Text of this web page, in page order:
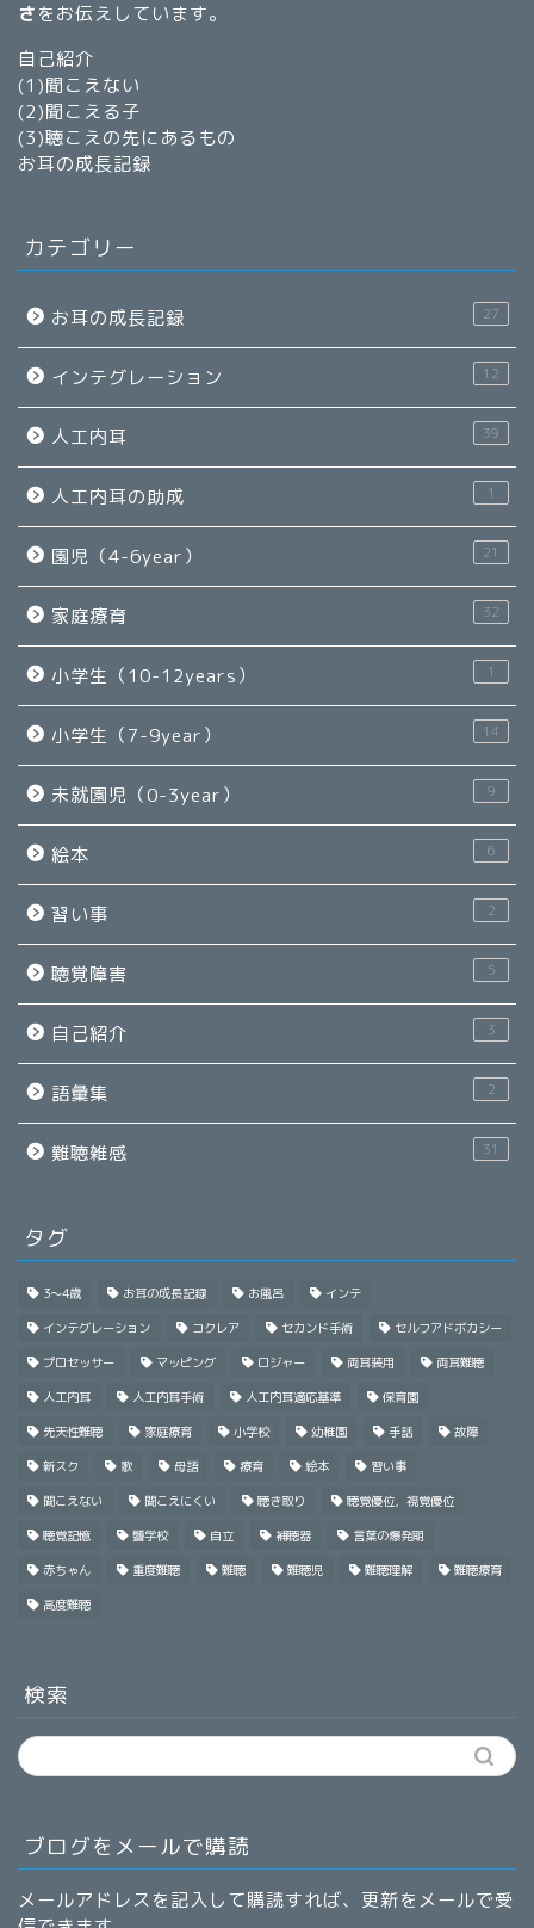
さをお伝えしています。
自己紹介
(1)聞こえない
(2)聞こえる子
(3)聴こえの先にあるもの
お耳の成長記録
カテゴリー
お耳の成長記録 27
インテグレーション 12
人工内耳 39
人工内耳の助成 1
園児（4-6year） 21
家庭療育 32
小学生（10-12years） 1
小学生（7-9year） 14
未就園児（0-3year） 9
絵本 6
習い事 2
聴覚障害 5
自己紹介 3
語彙集 2
難聴雑感 31
タグ
3～4歳 お耳の成長記録 お風呂 インテ
インテグレーション コクレア セカンド手術 セルフアドボカシー
プロセッサー マッピング ロジャー 両耳装用 両耳難聴
人工内耳 人工内耳手術 人工内耳適応基準 保育園
先天性難聴 家庭療育 小学校 幼稚園 手話 故障
新スク 歌 母語 療育 絵本 習い事
聞こえない 聞こえにくい 聴き取り 聴覚優位，視覚優位
聴覚記憶 聾学校 自立 補聴器 言葉の爆発期
赤ちゃん 重度難聴 難聴 難聴児 難聴理解 難聴療育
高度難聴
検索
ブログをメールで購読
メールアドレスを記入して購読すれば、更新をメールで受